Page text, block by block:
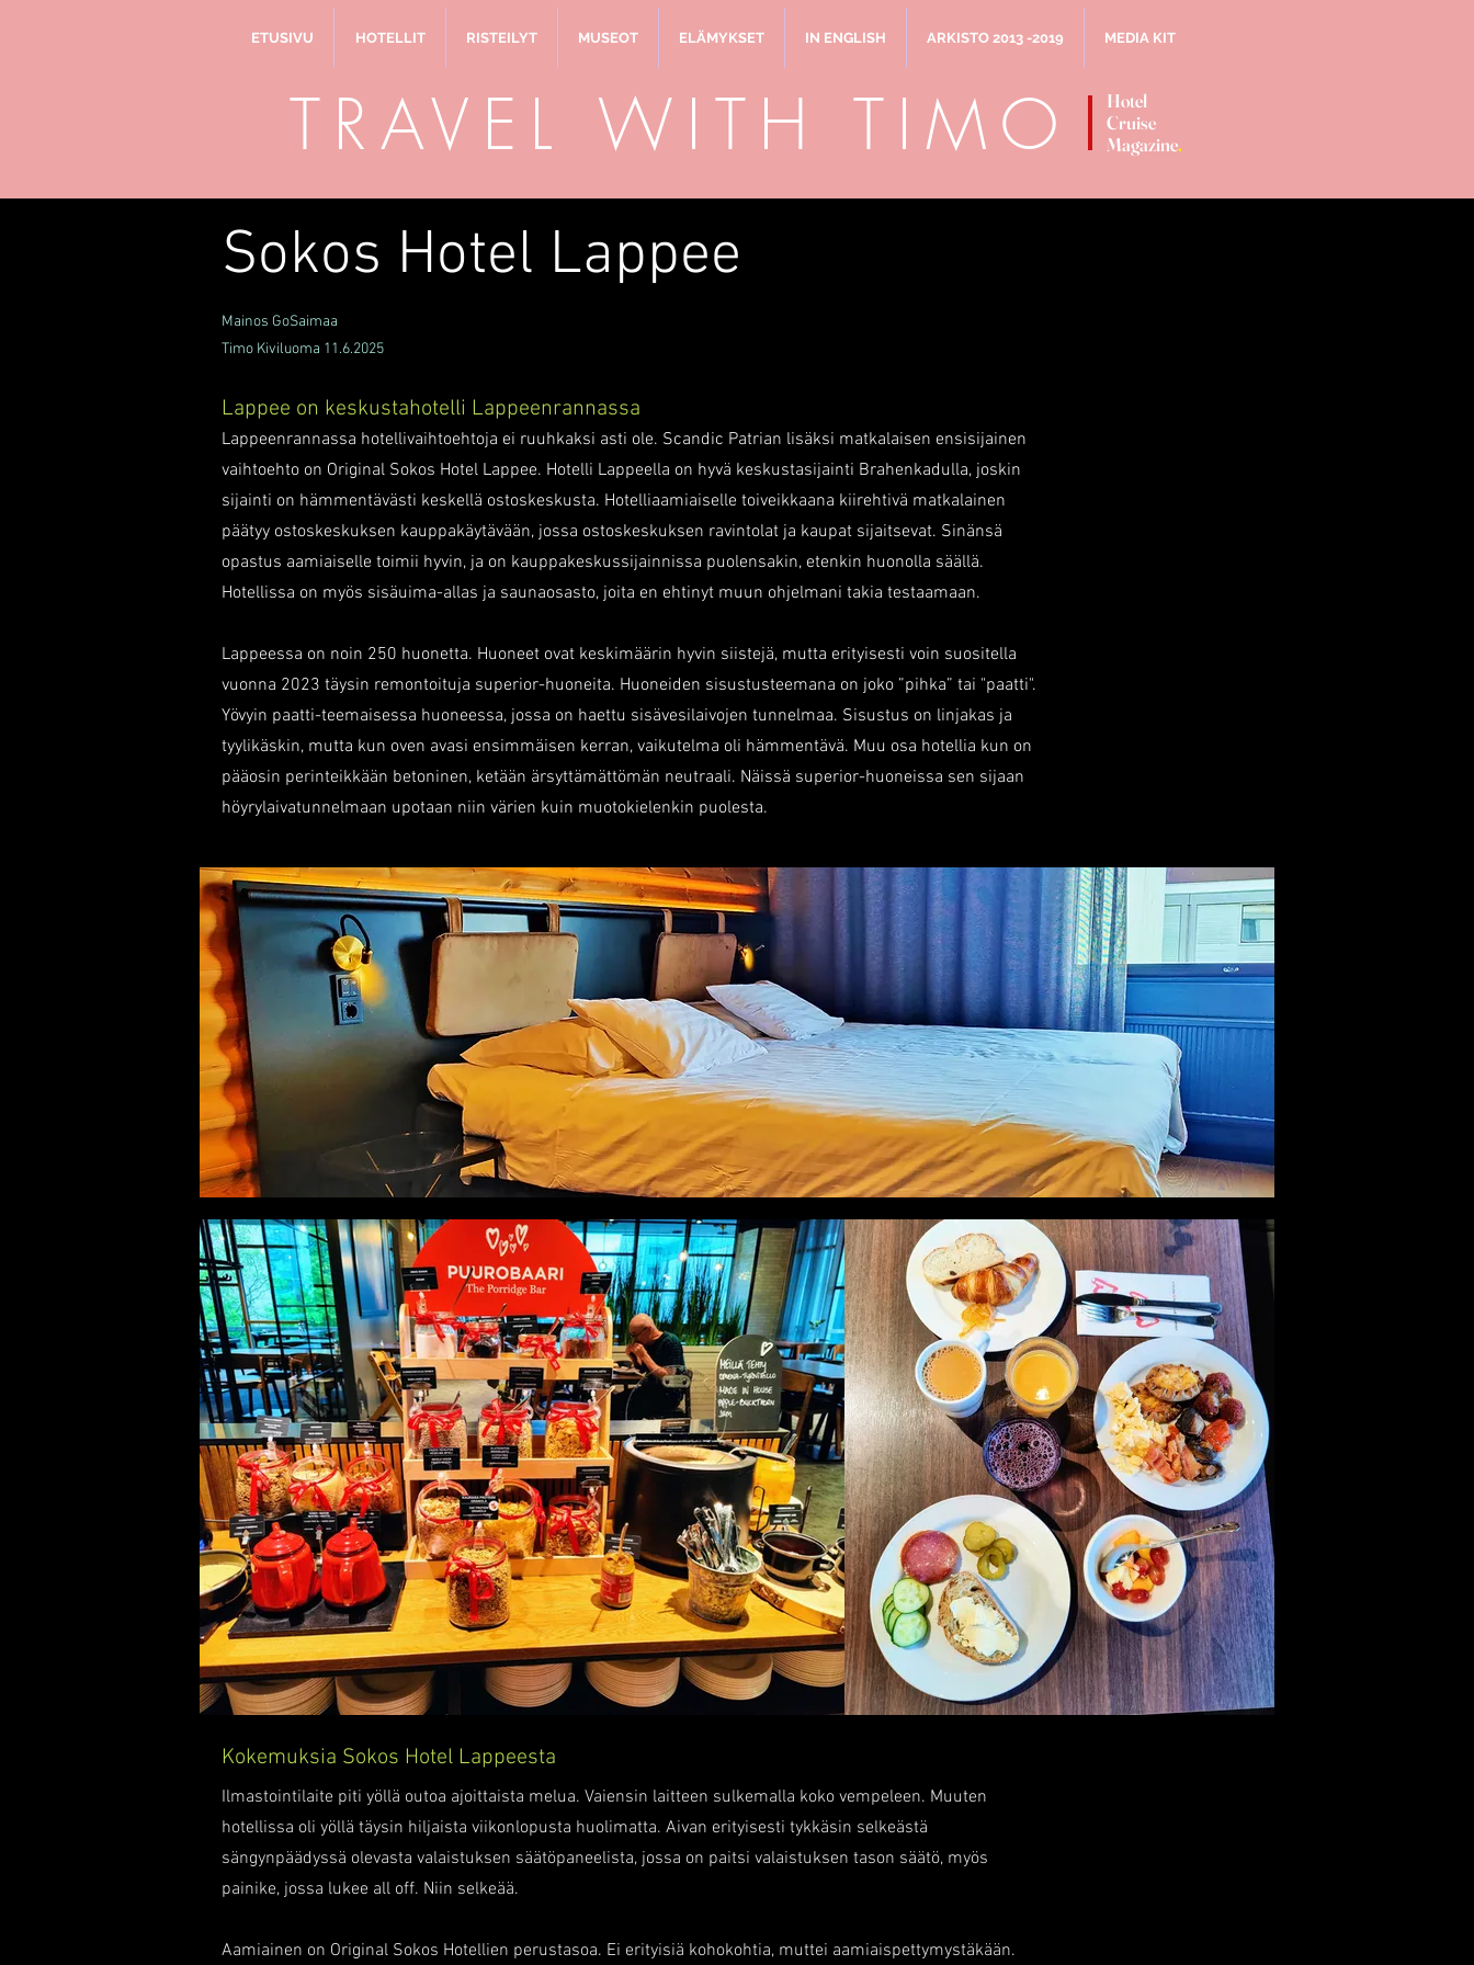
ETUSIVU HOTELLIT RISTEILYT MUSEOT ELÄMYKSET IN ENGLISH ARKISTO 2013 -2019 MEDIA KIT
TRAVEL WITH TIMO
Hotel
Cruise
Magazine.
Sokos Hotel Lappee
Mainos GoSaimaa
Timo Kiviluoma 11.6.2025
Lappee on keskustahotelli Lappeenrannassa
Lappeenrannassa hotellivaihtoehtoja ei ruuhkaksi asti ole. Scandic Patrian lisäksi matkalaisen ensisijainen
vaihtoehto on Original Sokos Hotel Lappee. Hotelli Lappeella on hyvä keskustasijainti Brahenkadulla, joskin
sijainti on hämmentävästi keskellä ostoskeskusta. Hotelliaamiaiselle toiveikkaana kiirehtivä matkalainen
päätyy ostoskeskuksen kauppakäytävään, jossa ostoskeskuksen ravintolat ja kaupat sijaitsevat. Sinänsä
opastus aamiaiselle toimii hyvin, ja on kauppakeskussijainnissa puolensakin, etenkin huonolla säällä.
Hotellissa on myös sisäuima-allas ja saunaosasto, joita en ehtinyt muun ohjelmani takia testaamaan.
Lappeessa on noin 250 huonetta. Huoneet ovat keskimäärin hyvin siistejä, mutta erityisesti voin suositella
vuonna 2023 täysin remontoituja superior-huoneita. Huoneiden sisustusteemana on joko ”pihka” tai "paatti".
Yövyin paatti-teemaisessa huoneessa, jossa on haettu sisävesilaivojen tunnelmaa. Sisustus on linjakas ja
tyylikäskin, mutta kun oven avasi ensimmäisen kerran, vaikutelma oli hämmentävä. Muu osa hotellia kun on
pääosin perinteikkään betoninen, ketään ärsyttämättömän neutraali. Näissä superior-huoneissa sen sijaan
höyrylaivatunnelmaan upotaan niin värien kuin muotokielenkin puolesta.
Kokemuksia Sokos Hotel Lappeesta
Ilmastointilaite piti yöllä outoa ajoittaista melua. Vaiensin laitteen sulkemalla koko vempeleen. Muuten
hotellissa oli yöllä täysin hiljaista viikonlopusta huolimatta. Aivan erityisesti tykkäsin selkeästä
sängynpäädyssä olevasta valaistuksen säätöpaneelista, jossa on paitsi valaistuksen tason säätö, myös
painike, jossa lukee all off. Niin selkeää.
Aamiainen on Original Sokos Hotellien perustasoa. Ei erityisiä kohokohtia, muttei aamiaispettymystäkään.